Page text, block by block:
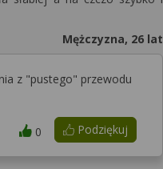
Mężczyzna, 26 lat
z "pustego" przewodu
Podziękuj
0